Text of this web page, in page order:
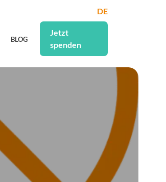
DE
BLOG
Jetzt
spenden